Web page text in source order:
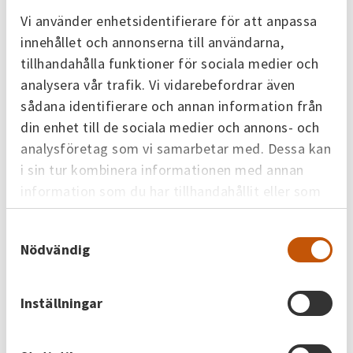
Vi använder enhetsidentifierare för att anpassa
innehållet och annonserna till användarna,
tillhandahålla funktioner för sociala medier och
analysera vår trafik. Vi vidarebefordrar även
sådana identifierare och annan information från
din enhet till de sociala medier och annons- och
analysföretag som vi samarbetar med. Dessa kan
i sin tur kombinera informationen med annan
information som du har tillhandahållit eller som
de har samlat in när du har använt deras tjänster.
Nödvändig
Inställningar
sociala medier, och
på plattformen hejafjarrvarme.sedelas artiklar och
tips.
– Den här tackkampanjen känns som en mycket positiv
nystart och vi hoppas att fler ska få kännedom
om fjärrvärmens bidrag i
energisystemet och i samhället, både för Skövde och
Sverige,
säger Sammy Tanhua, vd Skövde Energi.
Kategorier